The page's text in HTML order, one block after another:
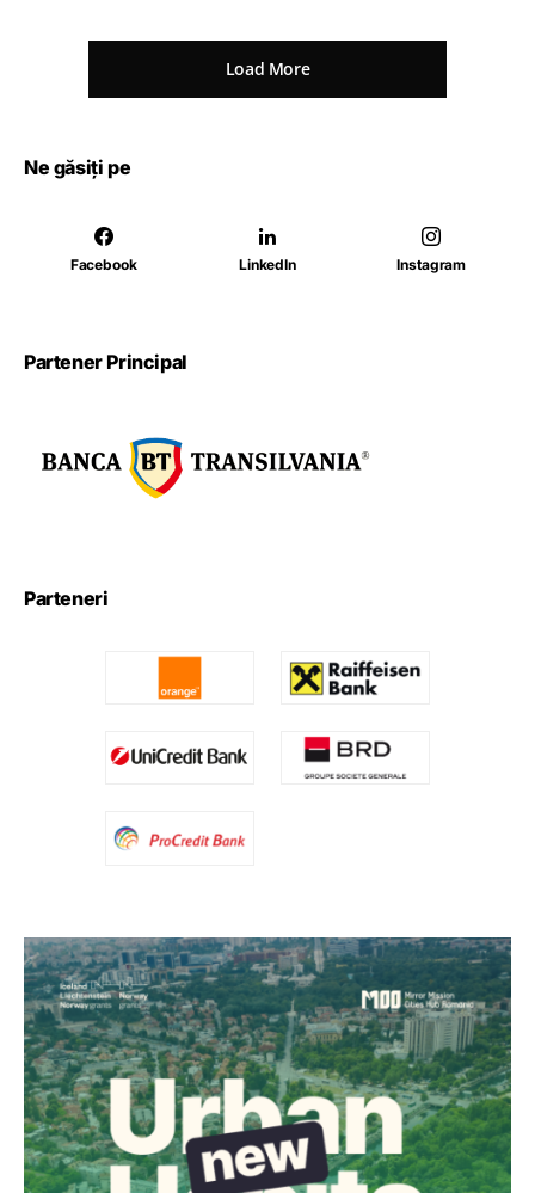
Load More
Ne găsiți pe
Facebook LinkedIn Instagram
Partener Principal
Parteneri